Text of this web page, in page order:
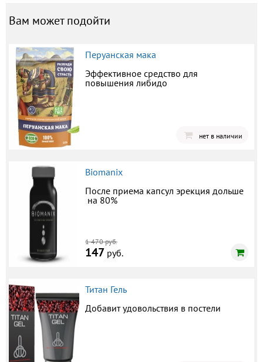
Вам может подойти
Перуанская мака
Эффективное средство для
повышения либидо
нет в наличии
Biomanix
После приема капсул эрекция дольше
на 80%
1 470 руб.
147 руб.
Титан Гель
Добавит удовольствия в постели